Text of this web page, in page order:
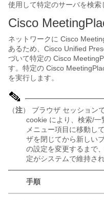
使用して特定のサーバを検索
Cisco
ネットワークに Cisco
あるため、Cisco Unified
づいて特定の Cisco
す。特定の Cisco
を実行します。
（注） ブラウザ セッション
cookie により、検索/
メニュー項目に移動し
ザを閉じてから新しい
の設定を変更するまで
定がシステムで維持され
手順